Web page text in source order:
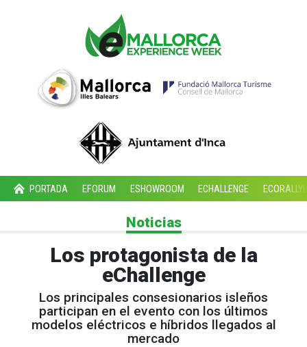
PORTADA EFORUM ESHOWROOM ECHALLENGE
Noticias
Los protagonista de la
eChallenge
Los principales consesionarios isleños
participan en el evento con los últimos
modelos eléctricos e híbridos llegados al
mercado